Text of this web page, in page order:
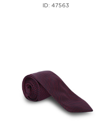
ID: 47563